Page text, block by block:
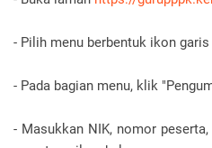
- Pilih menu berbentuk ikon
- Pada bagian menu, klik
- Masukkan NIK, nomor